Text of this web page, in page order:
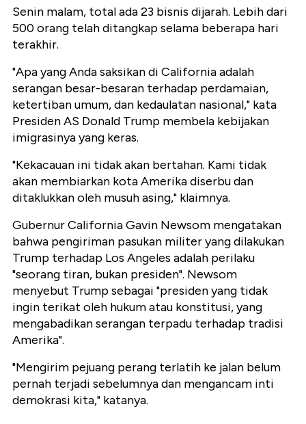
Senin malam, total ada 23 bisnis dijarah. Lebih dari
500 orang telah ditangkap selama beberapa hari
terakhir.
"Apa yang Anda saksikan di California adalah
serangan besar-besaran terhadap perdamaian,
ketertiban umum, dan kedaulatan nasional," kata
Presiden AS Donald Trump membela kebijakan
imigrasinya yang keras.
"Kekacauan ini tidak akan bertahan. Kami tidak
akan membiarkan kota Amerika diserbu dan
ditaklukkan oleh musuh asing," klaimnya.
Gubernur California Gavin Newsom mengatakan
bahwa pengiriman pasukan militer yang dilakukan
Trump terhadap Los Angeles adalah perilaku
"seorang tiran, bukan presiden". Newsom
menyebut Trump sebagai "presiden yang tidak
ingin terikat oleh hukum atau konstitusi, yang
mengabadikan serangan terpadu terhadap tradisi
Amerika".
"Mengirim pejuang perang terlatih ke jalan belum
pernah terjadi sebelumnya dan mengancam inti
demokrasi kita," katanya.